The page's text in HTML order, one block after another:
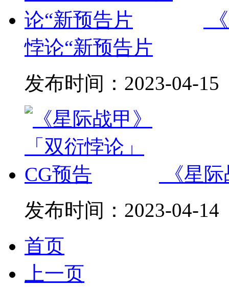
悖论“新预告片
发布时间： 2023-04-15
《星
发布时间： 2023-04-14
首页
上一页